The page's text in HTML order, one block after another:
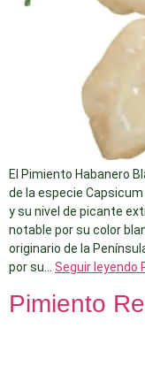
El Pimiento Habanero
de la especie
y su nivel de picante
notable por su color
originario de la
por su… Seguir leyendo
Pimiento